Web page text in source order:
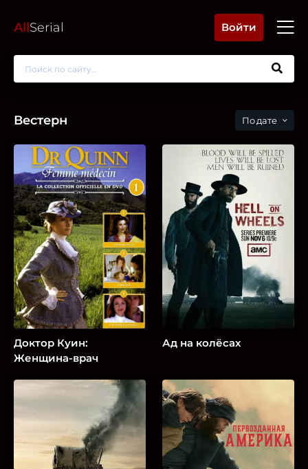
AllSerial Войти
Вестерн дате
Доктор Куин:
Женщина-врач
Ад на колёсах